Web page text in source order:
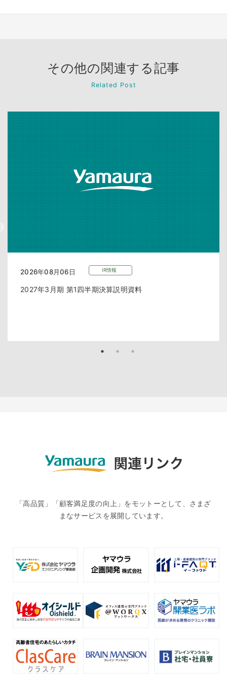
その他の関連する記事
Related Post
2026年08月06日 IR情報
2027年3月期 第1四半期決算説明資料
「高品質」「顧客満足度の向上」をモットーとして、さまざ
まなサービスを展開しています。